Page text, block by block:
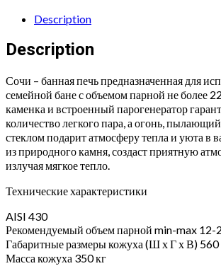
с
верхом
Змеевик"
quantity
Description
Description
Сочи – банная печь предназначенная для
семейной бане с объемом парной не более
каменка и встроенный парогенератор
количество легкого пара, а огонь,
стеклом подарит атмосферу тепла и уюта в
из природного камня, создаст приятную
излучая мягкое тепло.
Технические характеристики
AISI 430
Рекомендуемый объем парной min-max 12-
Габаритные размеры кожуха (Ш х Г х В)
Масса кожуха 350 кг